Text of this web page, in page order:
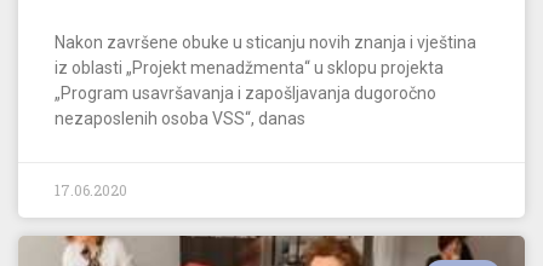
Nakon završene obuke u sticanju novih znanja i vještina
iz oblasti „Projekt menadžmenta“ u sklopu projekta
„Program usavršavanja i zapošljavanja dugoročno
nezaposlenih osoba VSS“, danas
17.06.2020